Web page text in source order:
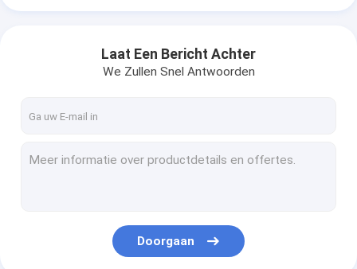
Laat Een Bericht Achter
We Zullen Snel Antwoorden
Doorgaan